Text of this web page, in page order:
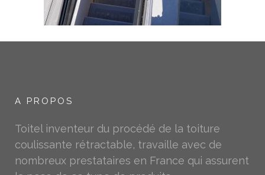
A PROPOS
Toitel inventeur du procédé de la toiture
coulissante rétractable, travaille avec de
nombreux prestataires en France qui assurent